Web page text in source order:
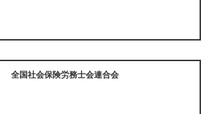
全国社会保険労務士会連合会